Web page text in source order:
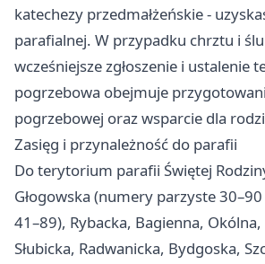
katechezy przedmałżeńskie -
parafialnej. W przypadku chrztu i
wcześniejsze zgłoszenie i ustalenie
pogrzebowa obejmuje
pogrzebowej oraz wsparcie dla
Zasięg i przynależność do parafii
Do terytorium parafii Świętej
Głogowska (numery parzyste
41–89), Rybacka, Bagienna,
Słubicka, Radwanicka, Bydgoska,